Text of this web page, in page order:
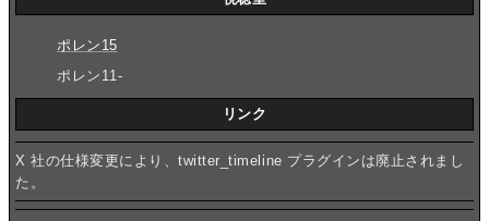
ポレン15
ポレン11-
リンク
X 社の仕様変更により、twitter_timeline プラグインは廃止されまし
た。